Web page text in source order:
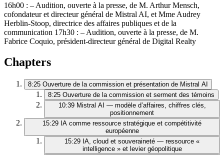
16h00 : – Audition, ouverte à la presse, de M. Arthur Mensch,
cofondateur et directeur général de Mistral AI, et Mme Audrey
Herblin-Stoop, directrice des affaires publiques et de la
communication 17h30 : – Audition, ouverte à la presse, de M.
Fabrice Coquio, président-directeur général de Digital Realty
Chapters
8:25 Ouverture de la commission et présentation de Mistral AI
8:25 Ouverture de la commission et serment des témoins
10:39 Mistral AI — modèle d’affaires, chiffres clés,
positionnement
15:29 IA comme ressource stratégique et compétitivité
européenne
15:29 IA, cloud et souveraineté — ressource «
intelligence » et levier géopolitique